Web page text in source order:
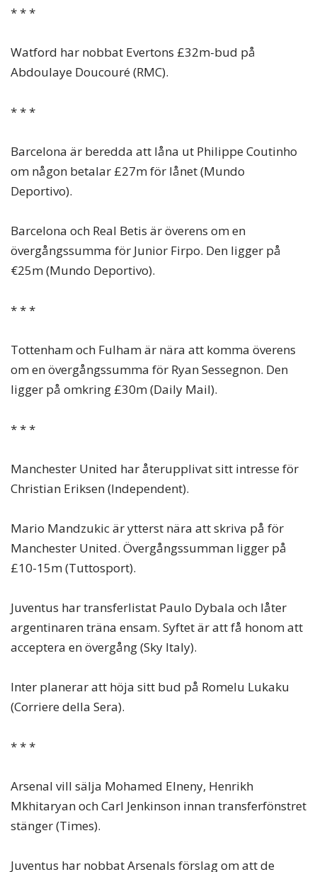
* * *
Watford har nobbat Evertons £32m-bud på
Abdoulaye Doucouré (RMC).
* * *
Barcelona är beredda att låna ut Philippe Coutinho
om någon betalar £27m för lånet (Mundo
Deportivo).
Barcelona och Real Betis är överens om en
övergångssumma för Junior Firpo. Den ligger på
€25m (Mundo Deportivo).
* * *
Tottenham och Fulham är nära att komma överens
om en övergångssumma för Ryan Sessegnon. Den
ligger på omkring £30m (Daily Mail).
* * *
Manchester United har återupplivat sitt intresse för
Christian Eriksen (Independent).
Mario Mandzukic är ytterst nära att skriva på för
Manchester United. Övergångssumman ligger på
£10-15m (Tuttosport).
Juventus har transferlistat Paulo Dybala och låter
argentinaren träna ensam. Syftet är att få honom att
acceptera en övergång (Sky Italy).
Inter planerar att höja sitt bud på Romelu Lukaku
(Corriere della Sera).
* * *
Arsenal vill sälja Mohamed Elneny, Henrikh
Mkhitaryan och Carl Jenkinson innan transferfönstret
stänger (Times).
Juventus har nobbat Arsenals förslag om att de